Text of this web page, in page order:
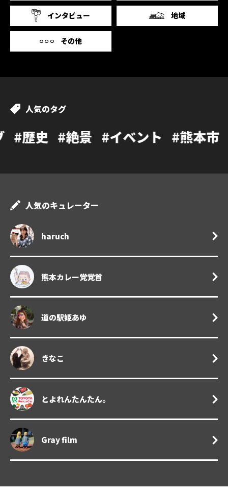
インタビュー 地域
その他
人気のタグ
絶景 #イベント #熊本市 #カフェ
人気のキュレーター
haruch
熊本カレー党党首
道の駅姫あゆ
きなこ
とよれんたんたん。
Gray film